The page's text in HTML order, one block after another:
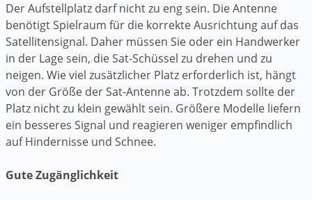
Der Aufstellplatz darf nicht zu eng sein. Die Antenne
benötigt Spielraum für die korrekte Ausrichtung auf das
Satellitensignal. Daher müssen Sie oder ein Handwerker
in der Lage sein, die Sat-Schüssel zu drehen und zu
neigen. Wie viel zusätzlicher Platz erforderlich ist, hängt
von der Größe der Sat-Antenne ab. Trotzdem sollte der
Platz nicht zu klein gewählt sein. Größere Modelle liefern
ein besseres Signal und reagieren weniger empfindlich
auf Hindernisse und Schnee.
Gute Zugänglichkeit